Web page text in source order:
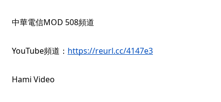
中華電信MOD 508頻道
YouTube頻道： https://reurl.cc/4147e3
Hami Video